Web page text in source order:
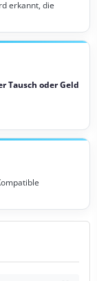
erkannt, die
Tausch oder Geld